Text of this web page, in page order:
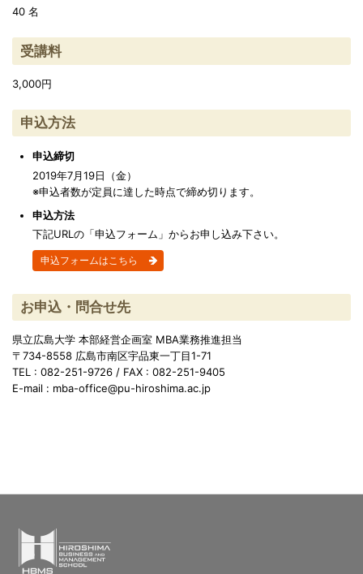
40 名
受講料
3,000円
申込方法
申込締切
2019年7月19日（金）
※申込者数が定員に達した時点で締め切ります。
申込方法
下記URLの「申込フォーム」からお申し込み下さい。
申込フォームはこちら
お申込・問合せ先
県立広島大学 本部経営企画室 MBA業務推進担当
〒734-8558 広島市南区宇品東一丁目1-71
TEL : 082-251-9726 / FAX : 082-251-9405
E-mail : mba-office@pu-hiroshima.ac.jp